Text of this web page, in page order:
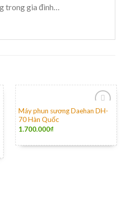
trong gia đình…
Máy phun sương Daehan DH-
70 Hàn Quốc
1.700.000₫